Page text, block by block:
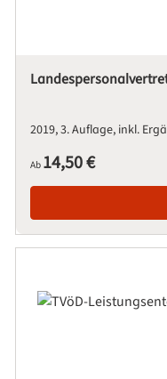
20193. Auflage, inkl.
Regulärer Preis:
Ab14,50 €